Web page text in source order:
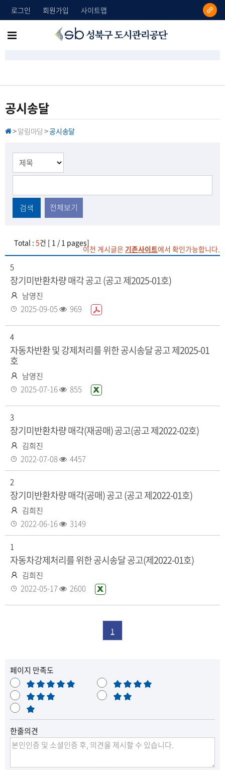
로그인 회원가입 사이트맵
리
공
단
메
보
기
공시송달
H > 알림마당>공시송달
검색 전체보기
Total : 5건 [ 1 / 1 pages]
이전 게시글은 기존사이트에서 확인가능합니다.
5
장기미반환차량 매각 공고 (공고 제2025-01호)
작
성
남영진
등
2025-09-05
P
화
음
조
969
4
자동차반환 및 강제처리를 위한 공시송달 공고 제2025-01
호
작
성
남영진
등
2025-07-16
엑
일
조
855
3
장기미반환차량 매각(재공매) 공고(공고 제2022-02호)
작
성
자
김희진
등
록
2022-07-08
조
회
4457
2
장기미반환차량 매각(공매) 공고 (공고 제2022-01호)
작
성
자
김희진
등
록
2022-06-16
조
회
3149
1
자동차강제처리를 위한 공시송달 공고(제2022-01호)
작
성
김희진
등
2022-05-17
엑
일
있
조
2600
1
페이지 만족도
매
우
만
족
만
족
보
통
불
매
우
불
만
한줄의견